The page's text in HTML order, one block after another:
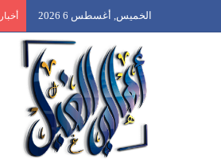
الخميس, أغسطس 6 2026